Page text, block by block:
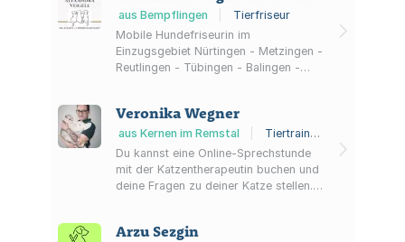
aus Bempflingen
Tierfriseur
Mobile Hundefriseurin im
Einzugsgebiet Nürtingen - Metzingen -
Reutlingen - Tübingen - Balingen -
Veronika Wegner
aus Kernen im Remstal
Tiertrainer, Tierverhaltensberatung
Du kannst eine Online-Sprechstunde
mit der Katzentherapeutin buchen und
deine Fragen zu deiner Katze stellen.
geben: Katzenverhalten,
Arzu Sezgin